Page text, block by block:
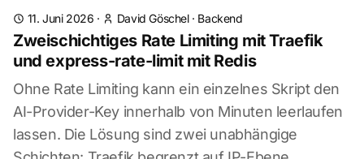
11. Juni 2026 · David Göschel· Backend
Zweischichtiges Rate Limiting mit Traefik
und express-rate-limit mit Redis
Ohne Rate Limiting kann ein einzelnes Skript den
AI-Provider-Key innerhalb von Minuten leerlaufen
lassen. Die Lösung sind zwei unabhängige